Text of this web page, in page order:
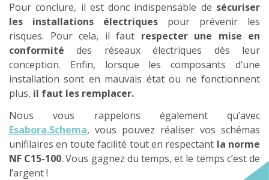
Pour conclure, il est donc indispensable de sécuriser
les installations électriques pour prévenir les
risques. Pour cela, il faut respecter une mise en
conformité des réseaux électriques dès leur
conception. Enfin, lorsque les composants d’une
installation sont en mauvais état ou ne fonctionnent
plus, il faut les remplacer.
Nous vous rappelons également qu’avec
Esabora.Schema, vous pouvez réaliser vos schémas
unifilaires en toute facilité tout en respectant la norme
NF C15-100. Vous gagnez du temps, et le temps c’est de
l’argent !